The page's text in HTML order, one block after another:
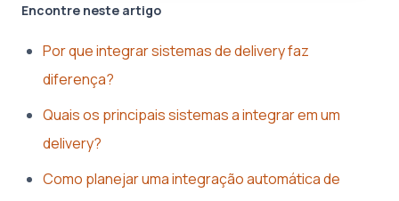
Encontre neste artigo
Por que integrar sistemas de delivery faz
diferença?
Quais os principais sistemas a integrar em um
delivery?
Como planejar uma integração automática de